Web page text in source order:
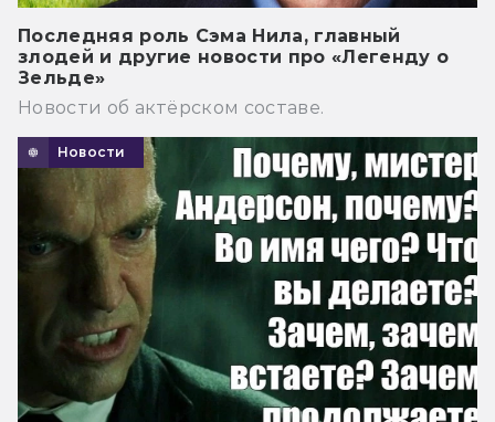
Последняя роль Сэма Нила, главный
злодей и другие новости про «Легенду о
Зельде»
Новости об актёрском составе.
Новости